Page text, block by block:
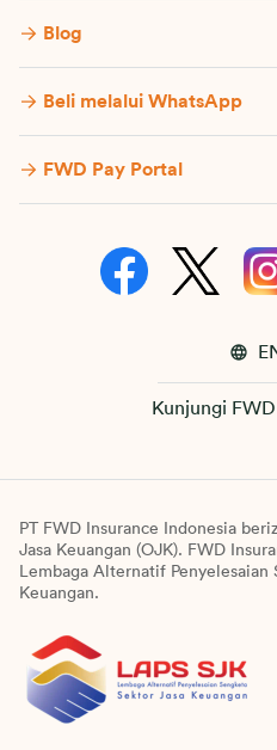
Blog
Beli melalui WhatsApp
FWD Pay Portal
Kunjungi FWD
PT FWD Insurance Indonesia
Jasa Keuangan (OJK). FWD
Lembaga Alternatif Penyelesaian
Keuangan.